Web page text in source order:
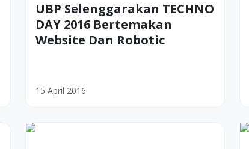
UBP Selenggarakan TECHNO
DAY 2016 Bertemakan
Website Dan Robotic
15 April 2016